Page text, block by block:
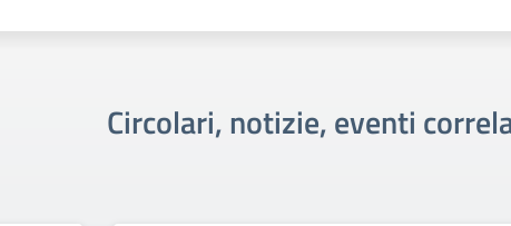
Circolari, notizie, eventi